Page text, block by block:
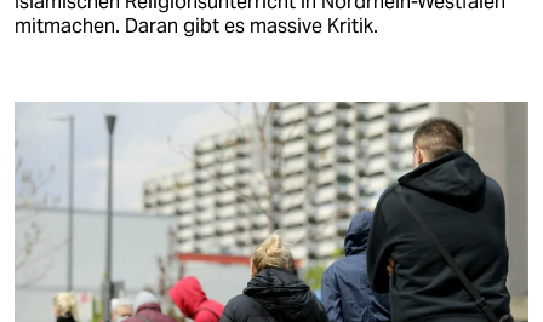
mitmachen. Daran gibt es massive Kritik.